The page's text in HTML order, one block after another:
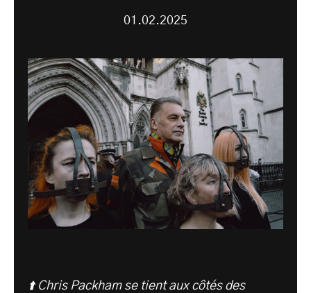
01.02.2025
⬆️ Chris Packham se tient aux côtés des